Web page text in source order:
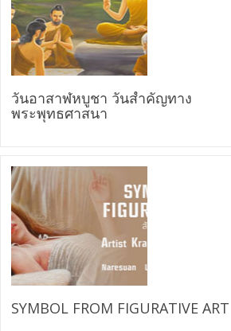
วันอาสาฬหบูชา วันสำคัญทาง
พระพุทธศาสนา
SYMBOL FROM FIGURATIVE ART